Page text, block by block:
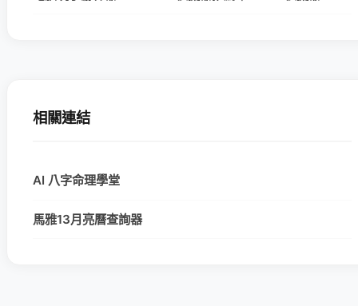
相關連結
AI 八字命理學堂
馬雅13月亮曆查詢器